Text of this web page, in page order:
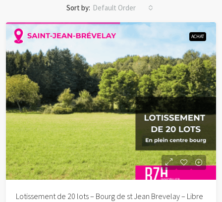
Sort by: Default Order
ACHAT
Lotissement de 20 lots – Bourg de st Jean Brevelay – Libre